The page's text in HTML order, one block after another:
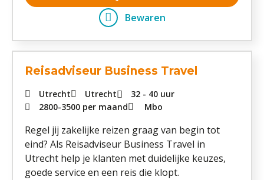
Bewaren
Reisadviseur Business Travel
Utrecht Utrecht
32 - 40 uur
2800-3500 per maand Mbo
Regel jij zakelijke reizen graag van begin tot
eind? Als Reisadviseur Business Travel in
Utrecht help je klanten met duidelijke keuzes,
goede service en een reis die klopt.